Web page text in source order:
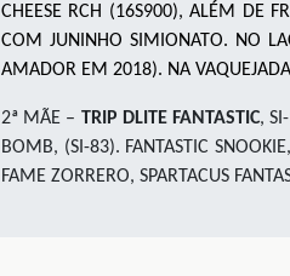
CHEESE RCH (16S900), ALÉM DE
COM JUNINHO SIMIONATO. NO
AMADOR EM 2018). NA
2ª MÃE – TRIP DLITE FANTASTIC,
BOMB, (SI-83). FANTASTIC
FAME ZORRERO, SPARTACUS